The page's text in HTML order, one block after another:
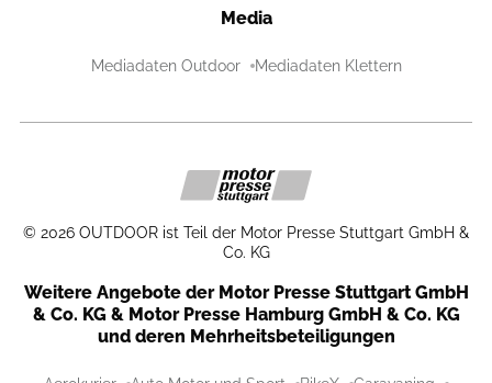
Media
Mediadaten Outdoor Mediadaten Klettern
© 2026 OUTDOOR ist Teil der Motor Presse Stuttgart GmbH &
Co. KG
Weitere Angebote der Motor Presse Stuttgart GmbH
& Co. KG & Motor Presse Hamburg GmbH & Co. KG
und deren Mehrheitsbeteiligungen